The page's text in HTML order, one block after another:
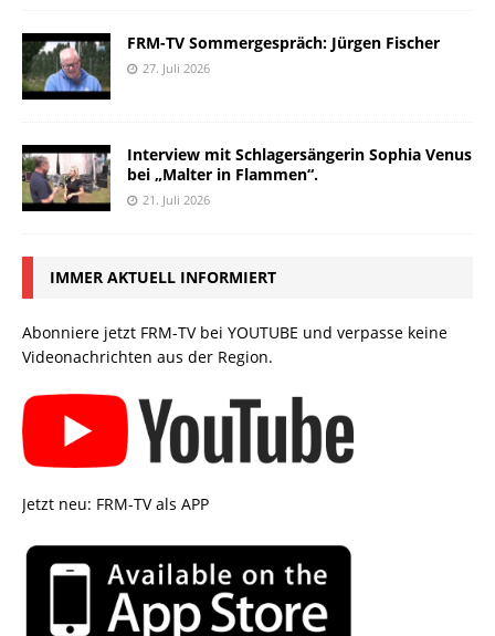
FRM-TV Sommergespräch: Jürgen Fischer
27. Juli 2026
Interview mit Schlagersängerin Sophia Venus
bei „Malter in Flammen“.
21. Juli 2026
IMMER AKTUELL INFORMIERT
Abonniere jetzt FRM-TV bei YOUTUBE und verpasse keine
Videonachrichten aus der Region.
Jetzt neu: FRM-TV als APP